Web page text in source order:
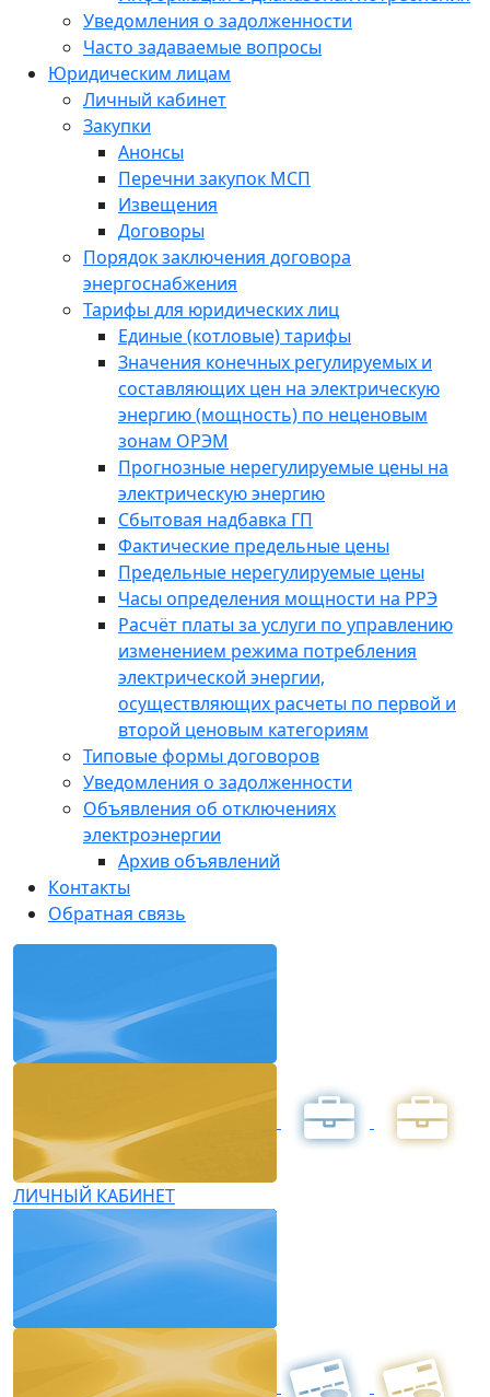
Уведомления о задолженности
Часто задаваемые вопросы
Юридическим лицам
Личный кабинет
Закупки
Анонсы
Перечни закупок МСП
Извещения
Договоры
Порядок заключения договора
энергоснабжения
Тарифы для юридических лиц
Единые (котловые) тарифы
Значения конечных регулируемых и
составляющих цен на электрическую
энергию (мощность) по неценовым
зонам ОРЭМ
Прогнозные нерегулируемые цены на
электрическую энергию
Сбытовая надбавка ГП
Фактические предельные цены
Предельные нерегулируемые цены
Часы определения мощности на РРЭ
Расчёт платы за услуги по управлению
изменением режима потребления
электрической энергии,
осуществляющих расчеты по первой и
второй ценовым категориям
Типовые формы договоров
Уведомления о задолженности
Объявления об отключениях
электроэнергии
Архив объявлений
Контакты
Обратная связь
ЛИЧНЫЙ КАБИНЕТ